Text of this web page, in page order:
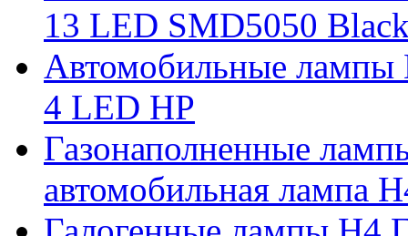
13 LED SMD5050
Автомобильные лампы
4 LED HP
Газонаполненные
автомобильная лампа